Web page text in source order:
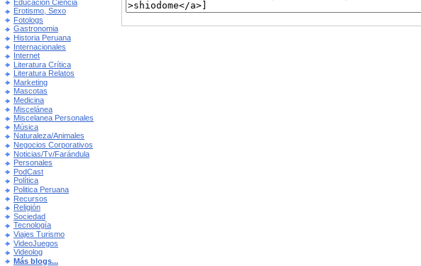
Educación Ciencia
Erotismo, Sexo
Fotologs
Gastronomia
Historia Peruana
Internacionales
Internet
Literatura Crítica
Literatura Relatos
Marketing
Mascotas
Medicina
Miscelánea
Miscelanea Personales
Música
Naturaleza/Animales
Negocios Corporativos
Noticias/Tv/Farándula
Personales
PodCast
Política
Politica Peruana
Recursos
Religión
Sociedad
Tecnología
Viajes Turismo
VideoJuegos
Videolog
Más blogs...